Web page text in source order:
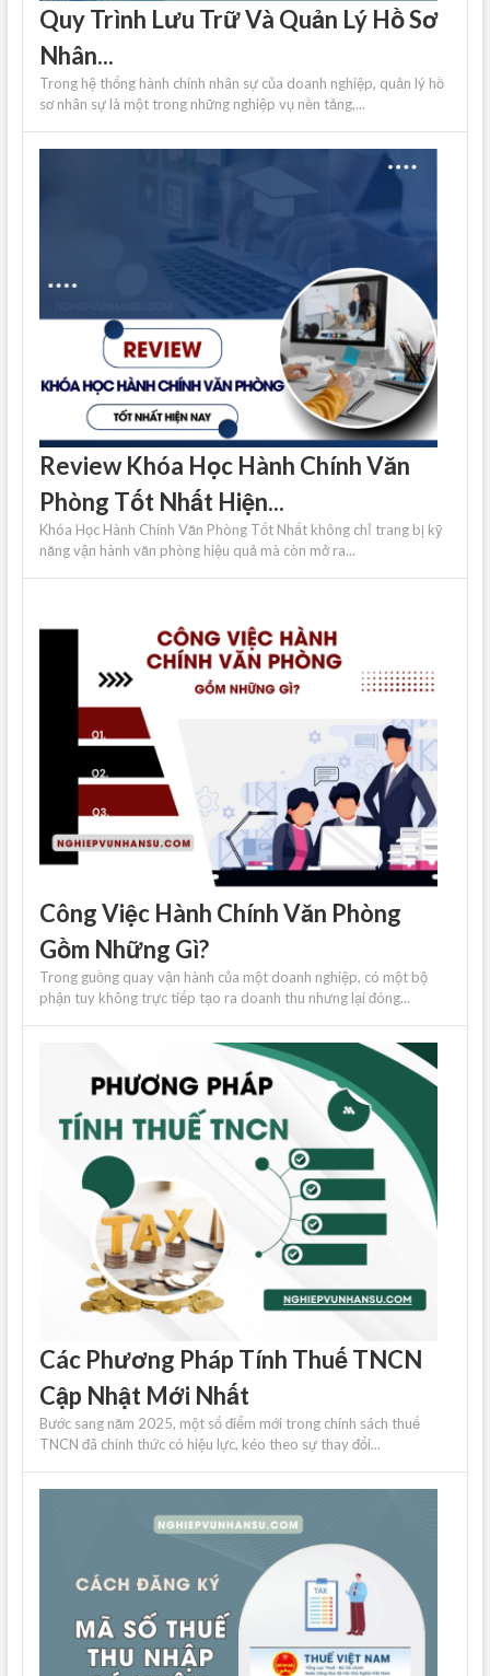
Quy Trình Lưu Trữ Và Quản Lý Hồ Sơ
Nhân...
Trong hệ thống hành chính nhân sự của doanh nghiệp, quản lý hồ
sơ nhân sự là một trong những nghiệp vụ nền tảng,...
Review Khóa Học Hành Chính Văn
Phòng Tốt Nhất Hiện...
Khóa Học Hành Chính Văn Phòng Tốt Nhất không chỉ trang bị kỹ
năng vận hành văn phòng hiệu quả mà còn mở ra...
Công Việc Hành Chính Văn Phòng
Gồm Những Gì?
Trong guồng quay vận hành của một doanh nghiệp, có một bộ
phận tuy không trực tiếp tạo ra doanh thu nhưng lại đóng...
Các Phương Pháp Tính Thuế TNCN
Cập Nhật Mới Nhất
Bước sang năm 2025, một số điểm mới trong chính sách thuế
TNCN đã chính thức có hiệu lực, kéo theo sự thay đổi...